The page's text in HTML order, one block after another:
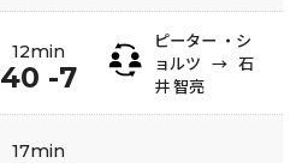
12min
40 -7
ピーター ・シ
ョルツ → 石
井 智亮
17min